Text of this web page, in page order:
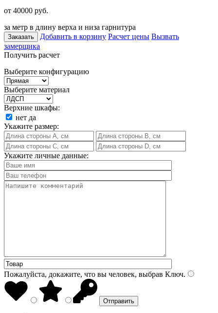
от 40000 руб.
за метр в длину верха и низа гарнитура
Заказать Добавить в корзину Расчет цены Вызвать
замерщика
Получить расчет
Выберите конфигурацию
Выберите материал
Верхние шкафы:
нет да
Укажите размер:
Укажите личные данные:
Пожалуйста, докажите, что вы человек, выбрав Ключ.